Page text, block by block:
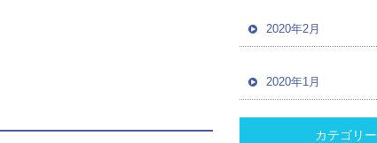
2020年2月
2020年1月
カテゴリー